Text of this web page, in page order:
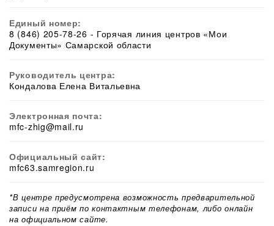
Единый номер:
8 (846) 205-78-26 - Горячая линия центров «Мои
Документы» Самарской области
Руководитель центра:
Кондалова Елена Витальевна
Электронная почта:
mfc-zhig@mail.ru
Официальный сайт:
mfc63.samregion.ru
*В центре предусмотрена возможность предварительной
записи на приём по контактным телефонам, либо онлайн
на официальном сайте.